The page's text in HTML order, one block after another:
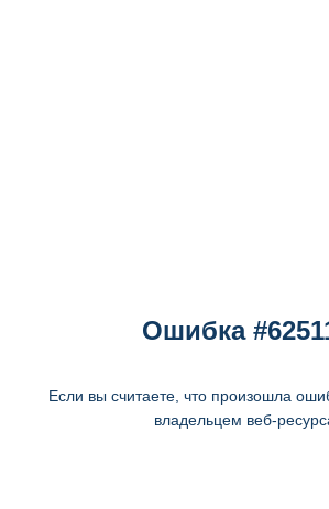
Ошибка
Если вы считаете, что произошла
владельцем веб-